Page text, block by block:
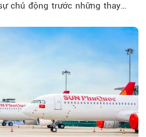
chủ động trước những thay